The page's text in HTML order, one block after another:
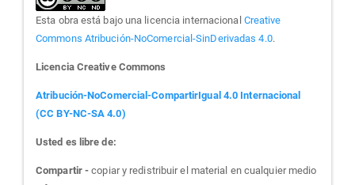
Esta obra está bajo una licencia internacional Creative
Commons Atribución-NoComercial-SinDerivadas 4.0.
Licencia Creative Commons
Atribución-NoComercial-CompartirIgual 4.0 Internacional
(CC BY-NC-SA 4.0)
Usted es libre de:
Compartir -copiar y redistribuir el material en cualquier medio